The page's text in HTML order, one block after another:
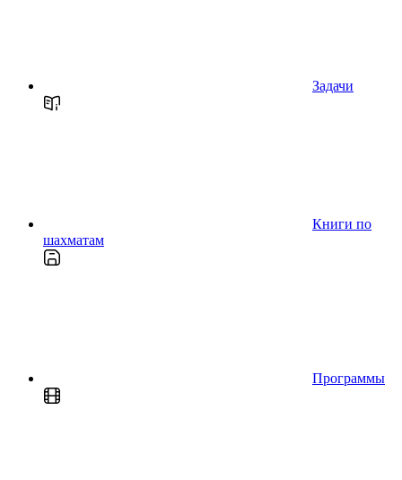
Задачи
Книги по
шахматам
Программы